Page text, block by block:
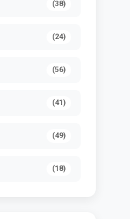
(38)
(24)
(56)
(41)
(49)
(18)